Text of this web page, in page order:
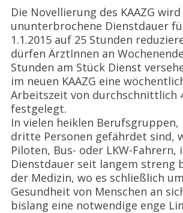
Die Novellierung des KAAZG
ununterbrochene Dienstdauer
1.1.2015 auf 25 Stunden
dürfen ÄrztInnen an
Stunden am Stück Dienst
im neuen KAAZG eine
Arbeitszeit von durchschnittlich
festgelegt.
In vielen heiklen Berufsgruppen,
dritte Personen gefährdet sind,
Piloten, Bus- oder LKW-Fahrern,
Dienstdauer seit langem streng
der Medizin, wo es schließlich
Gesundheit von Menschen an
bislang eine notwendige enge